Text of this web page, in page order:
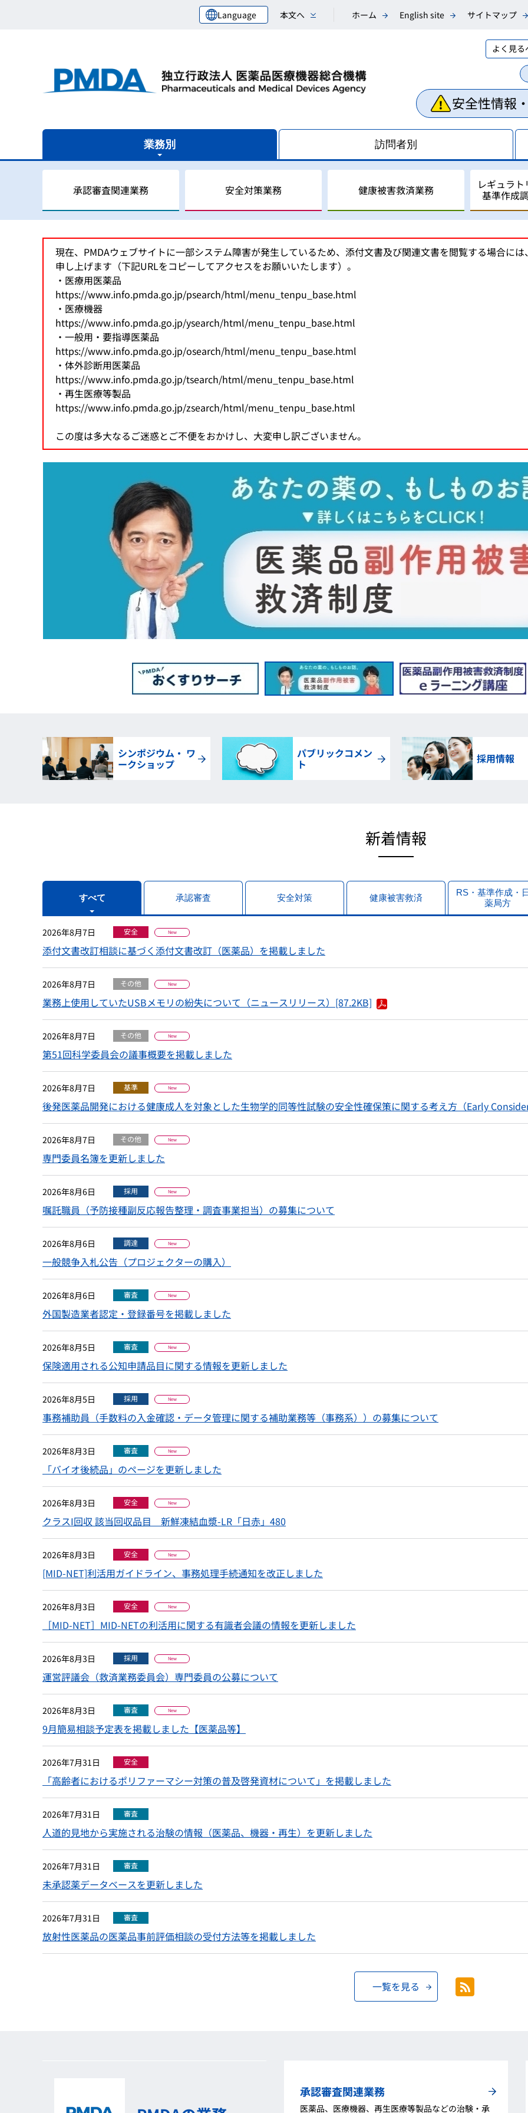
Language 本文へ ホーム English site サイトマップ
よく見る
安全性情報
業務別 訪問者別
承認審査関連業務
審査関連業務の概要 相談業務
治験関連業務
新規モダリティ・NAMs
GMP/QMS/GCTP適合性調査業務
再審査・再評価・使用成績評価業務
審査等手数料・対面助言等の手数料
パブリックコメント
安全対策業務
安全対策業務の概要 副作用・不具合等情報の
安全対策の検討・実施に関する相談（企業向け）
MID-NET
患者・一般の方からのくすり・医療機器の相談窓口
シンポジウム・ワークショップ
健康被害救済業務
健康被害救済業務の概要 医薬品副作用被害救済制
生物由来製品感染等被害救済制度に関する業務
HIV感染者、エイズ発症者に対する健康管理費用等の受託給付業務
保健福祉事業
健康被害救済制度の運用改善等に関する検討会
パブリックコメント
レギュラ
基準作成
レギュラトリーサイエンスセンターの概要 レギュラトリーサイエン
研究推進業務
科学委員会
レギュラトリーサイエンスに係る横断プロジェクト
基準作成調査業務の概要
医療機器基準
国際関係業務の概要 国際調和活動
各国との取り決め等
アジアとの協力
海外事務所
パブリックコメント
現在、PMDAウェブサイトに一部システム障害が発生しているため、添付文書及び関連文書を閲覧する場合に
申し上げます（下記URLをコピーしてアクセスをお願いいたします）。
・医療用医薬品
https://www.info.pmda.go.jp/psearch/html/menu_tenpu_base.html
・医療機器
https://www.info.pmda.go.jp/ysearch/html/menu_tenpu_base.html
・一般用・要指導医薬品
https://www.info.pmda.go.jp/osearch/html/menu_tenpu_base.html
・体外診断用医薬品
https://www.info.pmda.go.jp/tsearch/html/menu_tenpu_base.html
・再生医療等製品
https://www.info.pmda.go.jp/zsearch/html/menu_tenpu_base.html
この度は多大なるご迷惑とご不便をおかけし、大変申し訳ございません。
シンポジウム・ ワ
ークショップ
パブリックコメン
ト 採用情報
新着情報
すべて 承認審査 安全対策 健康被害救済
RS・基準作成・
薬局方
2026年8月7日 安全 New
添付文書改訂相談に基づく添付文書改訂（医薬品）を掲載しました
2026年8月7日 その他 New
業務上使用していたUSBメモリの紛失について（ニュースリリース）[87.2KB]
2026年8月7日 その他 New
第51回科学委員会の議事概要を掲載しました
2026年8月7日 基準 New
後発医薬品開発における健康成人を対象とした生物学的同等性試験の安全性確保策に関する考え方（Early
2026年8月7日 その他 New
専門委員名簿を更新しました
2026年8月6日 採用 New
嘱託職員（予防接種副反応報告整理・調査事業担当）の募集について
2026年8月6日 調達 New
一般競争入札公告（プロジェクターの購入）
2026年8月6日 審査 New
外国製造業者認定・登録番号を掲載しました
2026年8月5日 審査 New
保険適用される公知申請品目に関する情報を更新しました
2026年8月5日 採用 New
事務補助員（手数料の入金確認・データ管理に関する補助業務等（事務系））の募集について
2026年8月3日 審査 New
「バイオ後続品」のページを更新しました
2026年8月3日 安全 New
クラスI回収 該当回収品目 新鮮凍結血漿-LR「日赤」480
2026年8月3日 安全 New
[MID-NET]利活用ガイドライン、事務処理手続通知を改正しました
2026年8月3日 安全 New
［MID-NET］MID-NETの利活用に関する有識者会議の情報を更新しました
2026年8月3日 採用 New
運営評議会（救済業務委員会）専門委員の公募について
2026年8月3日 審査 New
9月簡易相談予定表を掲載しました【医薬品等】
2026年7月31日 安全
「高齢者におけるポリファーマシー対策の普及啓発資材について」を掲載しました
2026年7月31日 審査
人道的見地から実施される治験の情報（医薬品、機器・再生）を更新しました
2026年7月31日 審査
未承認薬データベースを更新しました
2026年7月31日 審査
放射性医薬品の医薬品事前評価相談の受付方法等を掲載しました
一覧を見る
承認審査関連業務
医薬品、医療機器、再生医療等製品などの治験・承